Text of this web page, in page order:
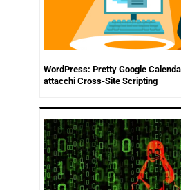
WordPress: Pretty Google
attacchi Cross-Site Scripting